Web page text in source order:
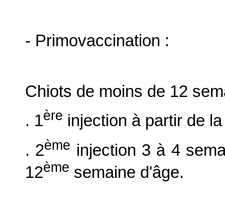
- Primovaccination :
Chiots de moins de 12
. 1ère injection à partir de
. 2ème injection 3 à 4
12ème semaine d'âge.